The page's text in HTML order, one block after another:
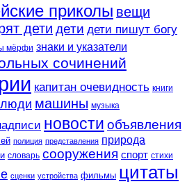
приколы вещи
дети дети дети пишут богу
мёрфи знаки и указатели
сочинений
капитан очевидность книги
люди машины музыка
новости объявления
полиция представления природа
словарь сооружения спорт стихи
сценки устройства фильмы цитаты